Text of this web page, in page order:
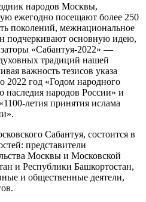
народов Москвы,
ежегодно посещают более 250
поколений, межнациональное
подчеркивают основную идею,
«Сабантуя-2022» —
традиций нашей
важность тезисов указа
2022 год «Годом народного
наследия народов России» и
летия принятия ислама
Сабантуя, состоится в
представители
Москвы и Московской
и Республики Башкортостан,
и общественные деятели,